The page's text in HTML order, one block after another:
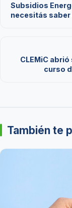
Subsidios
necesitás saber
CLEMiC
curso
También te